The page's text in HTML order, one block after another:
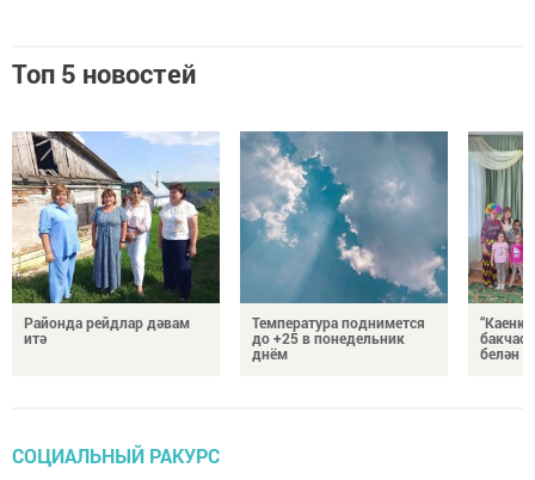
Топ 5 новостей
Районда рейдлар дәвам
итә
Температура поднимется
до +25 в понедельник
днём
белән
СОЦИАЛЬНЫЙ РАКУРС